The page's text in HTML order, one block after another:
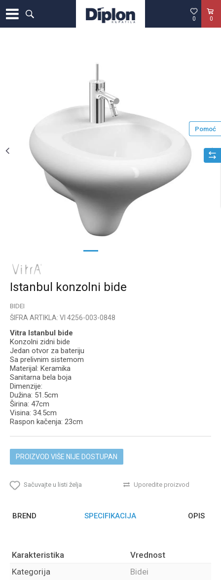
0
0
1
Istanbul konzolni bide
BIDEI
ŠIFRA ARTIKLA: VI 4256-003-0848
Vitra Istanbul bide
Konzolni zidni bide
Jedan otvor za bateriju
Sa prelivnim sistemom
Materijal: Keramika
Sanitarna bela boja
Dimenzije:
Dužina: 51.5cm
Širina: 47cm
Visina: 34.5cm
Raspon kačenja: 23cm
PROIZVOD VIŠE NIJE DOSTUPAN
Sačuvajte u listi želja Uporedite proizvod
Pomoć
BREND SPECIFIKACIJA OPIS
Karakteristika
Vrednost
Kategorija
Bidei